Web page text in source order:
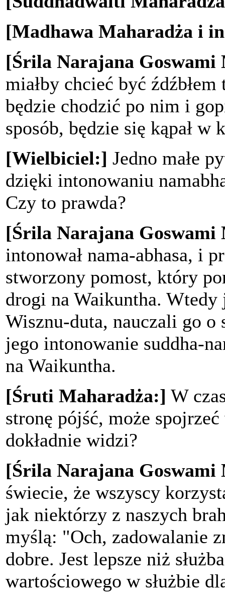
[Madhawa Maharadża i
[Śrila Narajana Goswami
miałby chcieć być
będzie chodzić po nim i
sposób, będzie się kąpał
[Wielbiciel:] Jedno małe
dzięki intonowaniu
Czy to prawda?
[Śrila Narajana Goswami
intonował nama-abhasa, i
stworzony pomost, który
drogi na Waikuntha. Wtedy
Wisznu-duta, nauczali go o
jego intonowanie suddha-
na Waikuntha.
[Śruti Maharadża:] W
stronę pójść, może
dokładnie widzi?
[Śrila Narajana Goswami
świecie, że wszyscy
jak niektórzy z naszych
myślą: "Och, zadowalanie
dobre. Jest lepsze niż
wartościowego w służbie